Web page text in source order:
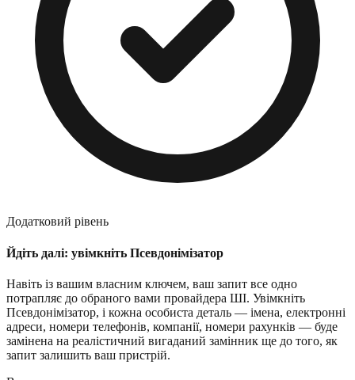
Додатковий рівень
Йдіть далі: увімкніть Псевдонімізатор
Навіть із вашим власним ключем, ваш запит все одно
потрапляє до обраного вами провайдера ШІ. Увімкніть
Псевдонімізатор, і кожна особиста деталь — імена, електронні
адреси, номери телефонів, компанії, номери рахунків — буде
замінена на реалістичний вигаданий замінник ще до того, як
запит залишить ваш пристрій.